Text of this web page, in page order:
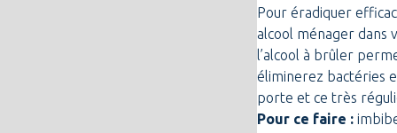
Pour éradiquer
alcool ménager dans
l’alcool à brûler
éliminerez bactéries
porte et ce très
Pour ce faire :